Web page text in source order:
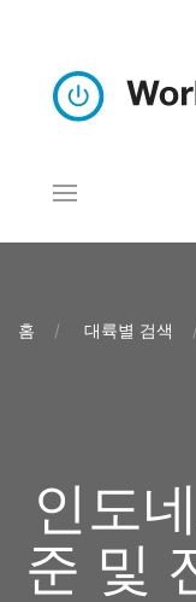
홈 대륙별 검색
인도
준 및